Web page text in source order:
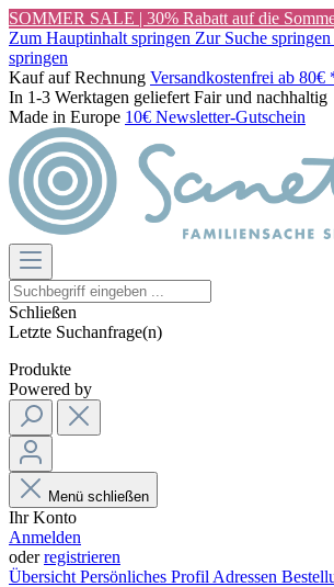
SOMMER SALE | 30% Rabatt auf die
Zum Hauptinhalt springen Zur Suche springen
springen
Kauf auf Rechnung Versandkostenfrei ab 80€
In 1-3 Werktagen geliefert Fair und nachhaltig
Made in Europe 10€ Newsletter-Gutschein
Schließen
Letzte Suchanfrage(n)
Produkte
Powered by
Menü schließen
Ihr Konto
Anmelden
oderregistrieren
Übersicht Persönliches Profil Adressen